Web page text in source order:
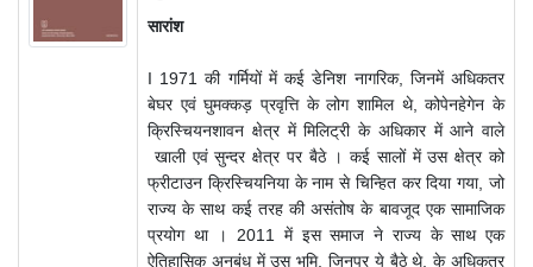
सारांश
I 1971 की गर्मियों में कई डेनिश नागरिक, जिनमें अधिकतर
बेघर एवं घुमक्कड़ प्रवृत्ति के लोग शामिल थे, कोपेनहेगेन के
क्रिस्चियनशावन क्षेत्र में मिलिट्री के अधिकार में आने वाले
खाली एवं सुन्दर क्षेत्र पर बैठे । कई सालों में उस क्षेत्र को
फ्रीटाउन क्रिस्चियनिया के नाम से चिन्हित कर दिया गया, जो
राज्य के साथ कई तरह की असंतोष के बावजूद एक सामाजिक
प्रयोग था । 2011 में इस समाज ने राज्य के साथ एक
ऐतिहासिक अनुबंध में उस भूमि, जिनपर ये बैठे थे, के अधिकतर